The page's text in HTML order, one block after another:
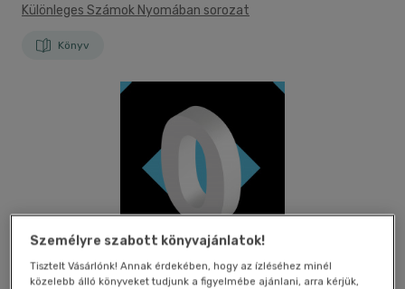
Különleges Számok Nyomában sorozat
Könyv
Személyre szabott könyvajánlatok!
Tisztelt Vásárlónk! Annak érdekében, hogy az ízléséhez minél
közelebb álló könyveket tudjunk a figyelmébe ajánlani, arra kérjük,